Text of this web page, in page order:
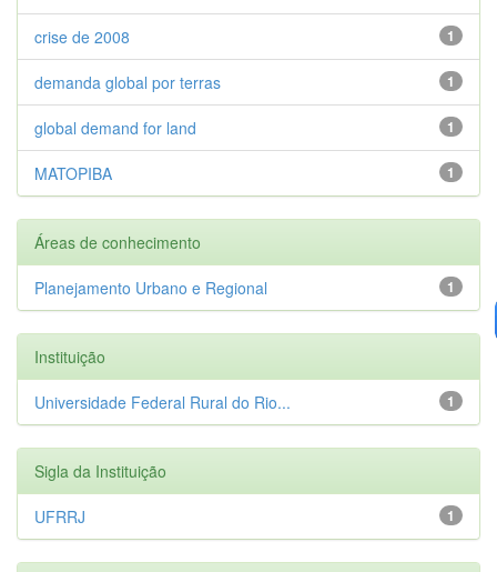
1
crise de 2008
1
demanda global por terras
1
global demand for land
1
MATOPIBA
Áreas de conhecimento
1
Planejamento Urbano e Regional
Instituição
1
Universidade Federal Rural do Rio...
Sigla da Instituição
1
UFRRJ